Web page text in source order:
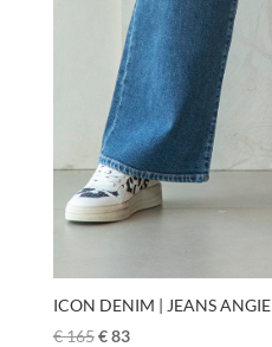
ICON DENIM | JEANS ANGIE
€165€83